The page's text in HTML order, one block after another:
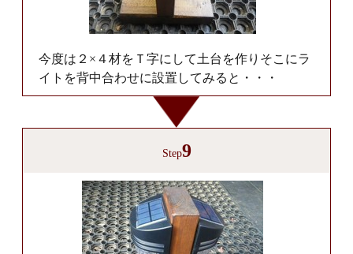
今度は２×４材をＴ字にして土台を作りそこにラ
イトを背中合わせに設置してみると・・・
Step9